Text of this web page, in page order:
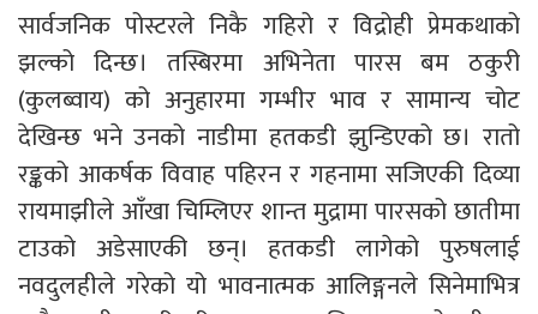
सार्वजनिक पोस्टरले निकै गहिरो र विद्रोही प्रेमकथाको
झल्को दिन्छ। तस्बिरमा अभिनेता पारस बम ठकुरी
(कुलब्वाय) को अनुहारमा गम्भीर भाव र सामान्य चोट
देखिन्छ भने उनको नाडीमा हतकडी झुन्डिएको छ। रातो
रङ्कको आकर्षक विवाह पहिरन र गहनामा सजिएकी दिव्या
रायमाझीले आँखा चिम्लिएर शान्त मुद्रामा पारसको छातीमा
टाउको अडेसाएकी छन्। हतकडी लागेको पुरुषलाई
नवदुलहीले गरेको यो भावनात्मक आलिङ्गनले सिनेमाभित्र